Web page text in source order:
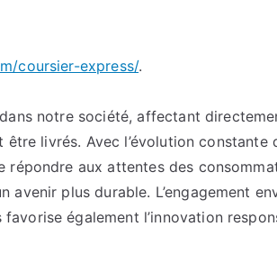
coursier-express/.
notre société, affectant
livrés. Avec l’évolution constante
aux attentes des
plus durable. L’engagement
également l’innovation